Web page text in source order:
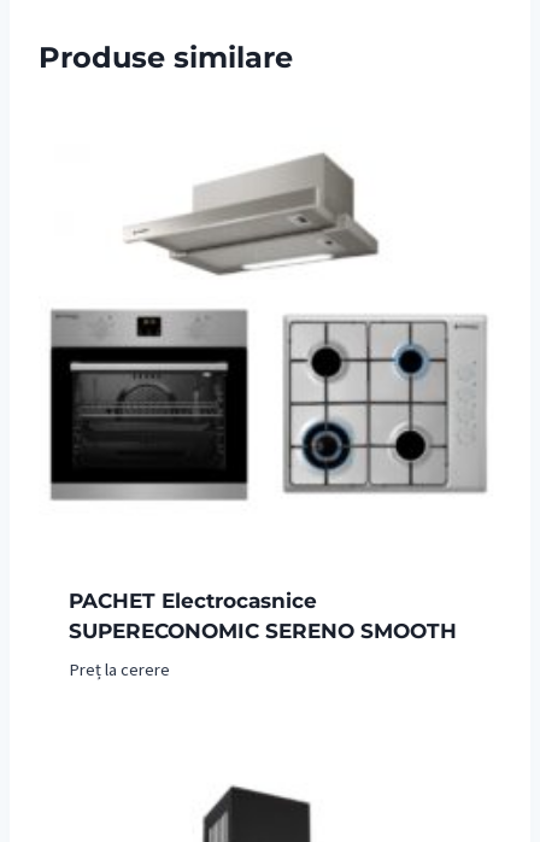
Produse similare
PACHET Electrocasnice
SUPERECONOMIC SERENO SMOOTH
Preț la cerere